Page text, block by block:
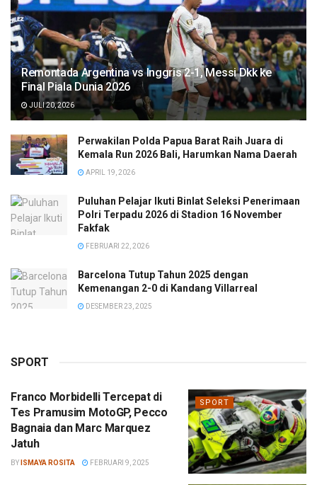
Remontada Argentina vs Inggris 2-1, Messi Dkk ke
Final Piala Dunia 2026
JULI 20, 2026
Perwakilan Polda Papua Barat Raih Juara di
Kemala Run 2026 Bali, Harumkan Nama Daerah
APRIL 19, 2026
Puluhan Pelajar Ikuti Binlat Seleksi Penerimaan
Polri Terpadu 2026 di Stadion 16 November
Fakfak
FEBRUARI 22, 2026
Barcelona Tutup Tahun 2025 dengan
Kemenangan 2-0 di Kandang Villarreal
DESEMBER 23, 2025
SPORT
SPORT
Franco Morbidelli Tercepat di
Tes Pramusim MotoGP, Pecco
Bagnaia dan Marc Marquez
Jatuh
BY ISMAYA ROSITA FEBRUARI 9, 2025